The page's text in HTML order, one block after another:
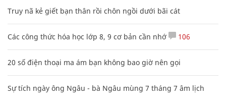
Truy nã kẻ giết bạn thân rồi chôn ngồi dưới bãi cát
Các công thức hóa học lớp 8, 9 cơ bản cần nhớ 106
20 số điện thoại ma ám bạn không bao giờ nên gọi
Sự tích ngày ông Ngâu - bà Ngâu mùng 7 tháng 7 âm lịch